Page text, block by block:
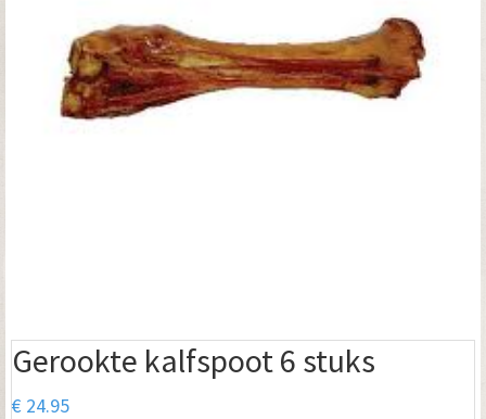
Gerookte kalfspoot 6 stuks
€ 24.95